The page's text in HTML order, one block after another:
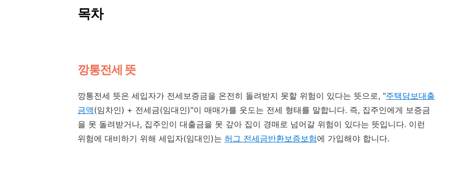
목차
깡통전세 뜻
깡통전세 뜻은 세입자가 전세보증금을 온전히 돌려받지 못할 위험이 있다는 뜻으로, "주택담보대출
금액(임차인) + 전세금(임대인)"이 매매가를 웃도는 전세 형태를 말합니다. 즉, 집주인에게 보증금
을 못 돌려받거나, 집주인이 대출금을 못 갚아 집이 경매로 넘어갈 위험이 있다는 뜻입니다. 이런
위험에 대비하기 위해 세입자(임대인)는 허그 전세금반환보증보험에 가입해야 합니다.